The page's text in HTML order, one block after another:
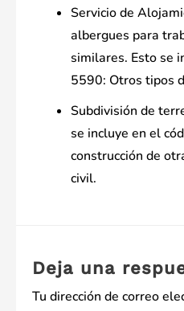
Servicio de
albergues para
similares. Esto se
5590: Otros tipos
Subdivisión de
se incluye en el
construcción de
civil.
Deja una
Tu dirección de correo